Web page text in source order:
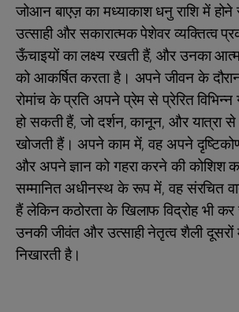
जोआन बाएज़ का मध्याकाश धनु राशि में
उत्साही और सकारात्मक पेशेवर व्यक्तित्व
ऊँचाइयों का लक्ष्य रखती हैं, और उनका
को आकर्षित करता है। अपने जीवन के
रोमांच के प्रति अपने प्रेम से प्रेरित विभिन्न
हो सकती हैं, जो दर्शन, कानून, और यात्रा
खोजती हैं। अपने काम में, वह अपने
और अपने ज्ञान को गहरा करने की कोशिश
सम्मानित अधीनस्थ के रूप में, वह संरचित
हैं लेकिन कठोरता के खिलाफ विद्रोह भी
उनकी जीवंत और उत्साही नेतृत्व शैली दूसरों
निखारती है।